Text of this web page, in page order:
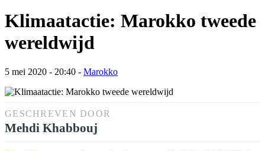
Klimaatactie: Marokko tweede
wereldwijd
5 mei 2020 - 20:40 - Marokko
GESCHREVEN DOOR
Mehdi Khabbouj